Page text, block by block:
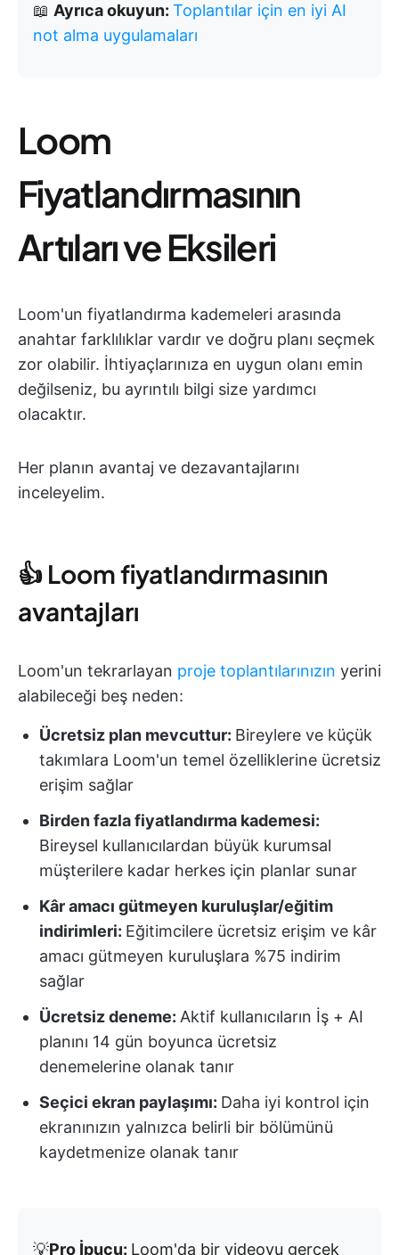
📖 Ayrıca okuyun: Toplantılar için en iyi AI
not alma uygulamaları
Loom
Fiyatlandırmasının
Artıları ve Eksileri
Loom'un fiyatlandırma kademeleri arasında
anahtar farklılıklar vardır ve doğru planı seçmek
zor olabilir. İhtiyaçlarınıza en uygun olanı emin
değilseniz, bu ayrıntılı bilgi size yardımcı
olacaktır.
Her planın avantaj ve dezavantajlarını
inceleyelim.
👍 Loom fiyatlandırmasının
avantajları
Loom'un tekrarlayan proje toplantılarınızın yerini
alabileceği beş neden:
Ücretsiz plan mevcuttur: Bireylere ve küçük
takımlara Loom'un temel özelliklerine ücretsiz
erişim sağlar
Birden fazla fiyatlandırma kademesi:
Bireysel kullanıcılardan büyük kurumsal
müşterilere kadar herkes için planlar sunar
Kâr amacı gütmeyen kuruluşlar/eğitim
indirimleri: Eğitimcilere ücretsiz erişim ve kâr
amacı gütmeyen kuruluşlara %75 indirim
sağlar
Ücretsiz deneme: Aktif kullanıcıların İş + AI
planını 14 gün boyunca ücretsiz
denemelerine olanak tanır
Seçici ekran paylaşımı: Daha iyi kontrol için
ekranınızın yalnızca belirli bir bölümünü
kaydetmenize olanak tanır
💡Pro İpucu: Loom'da bir videoyu gerçek